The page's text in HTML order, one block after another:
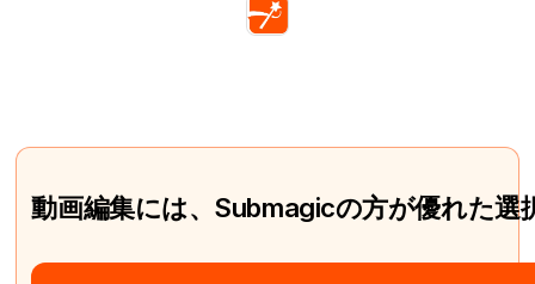
動画編集には、Submagicの方が優れた選